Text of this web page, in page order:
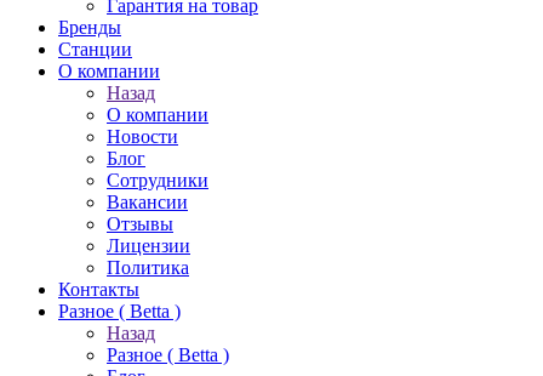
Гарантия на товар
Бренды
Станции
О компании
Назад
О компании
Новости
Блог
Сотрудники
Вакансии
Отзывы
Лицензии
Политика
Контакты
Разное ( Betta )
Назад
Разное ( Betta )